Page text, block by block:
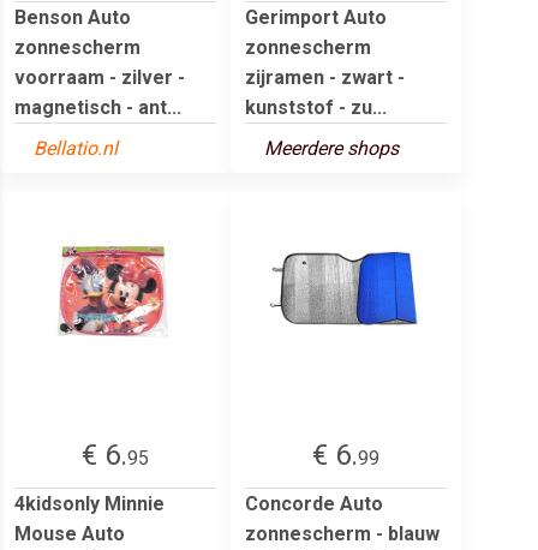
Benson Auto
zonnescherm
voorraam - zilver -
magnetisch - ant...
Bellatio.nl
Gerimport Auto
zonnescherm
zijramen - zwart -
kunststof - zu...
Meerdere shops
€ 6.95
4kidsonly Minnie
Mouse Auto
€ 6.99
Concorde Auto
zonnescherm - blauw